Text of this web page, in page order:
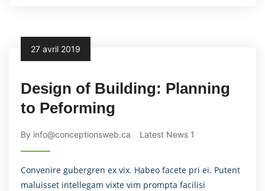
27 avril 2019
Design of Building: Planning
to Peforming
By info@conceptionsweb.ca Latest News 1
Convenire gubergren ex vix. Habeo facete pri ei. Putent
maluisset intellegam vixte vim prompta facilisi